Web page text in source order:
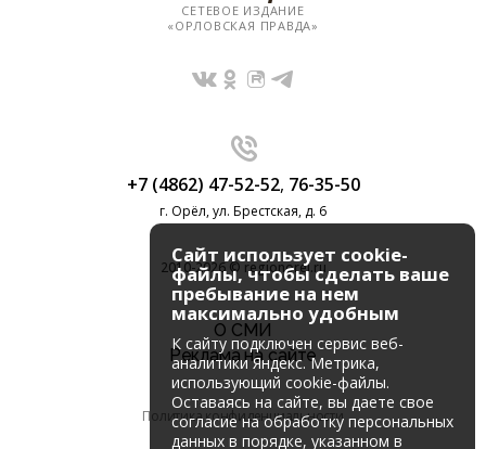
СЕТЕВОЕ ИЗДАНИЕ
«ОРЛОВСКАЯ ПРАВДА»
+7 (4862) 47-52-52, 76-35-50
г. Орёл, ул. Брестская, д. 6
2010-2026 © regionorel.ru
О СМИ
Реклама на сайте
Политика конфиденциальности
Сайт использует cookie-
файлы, чтобы сделать ваше
пребывание на нем
максимально удобным
К cайту подключен сервис веб-
аналитики Яндекс. Метрика,
использующий cookie-файлы.
Оставаясь на сайте, вы даете свое
согласие на обработку персональных
данных в порядке, указанном в